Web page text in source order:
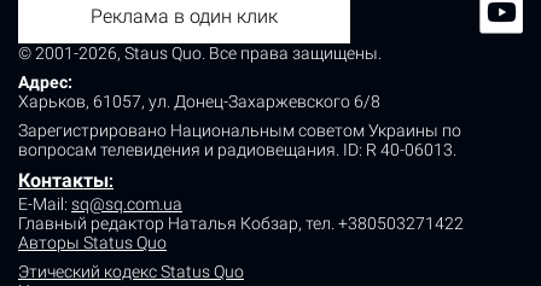
© 2001-2026, Staus Quo. Все права защищены.
Адрес:
Харьков, 61057, ул. Донец-Захаржевского 6/8
Зарегистрировано Национальным советом Украины по
вопросам телевидения и радиовещания. ID: R 40-06013.
Контакты:
E-Mail: sq@sq.com.ua
Главный редактор Наталья Кобзар, тел. +380503271422
Авторы Status Quo
Этический кодекс Status Quo
Реклама в один клик